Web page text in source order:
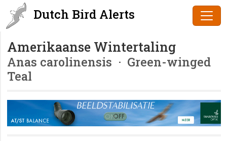
Dutch Bird Alerts
Amerikaanse Wintertaling
Anas carolinensis · Green-winged
Teal